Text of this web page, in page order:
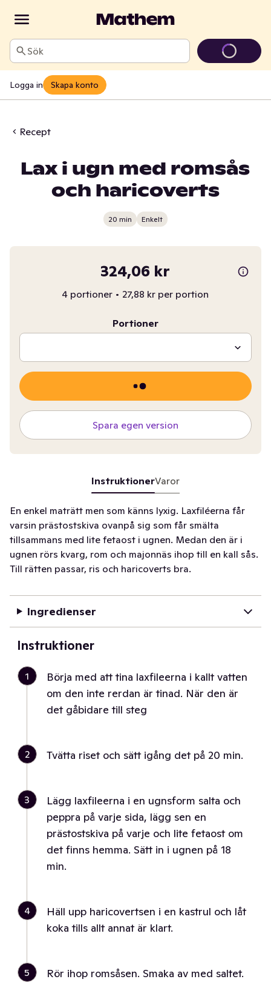
Sök
Logga in Skapa konto
Recept
Lax i ugn med romsås
och haricoverts
20 min Enkelt
324,06 kr
4 portioner • 27,88 kr per portion
Portioner
Spara egen version
InstruktionerVaror
En enkel maträtt men som känns lyxig. Laxfiléerna får
varsin prästostskiva ovanpå sig som får smälta
tillsammans med lite fetaost i ugnen. Medan den är i
ugnen rörs kvarg, rom och majonnäs ihop till en kall sås.
Till rätten passar, ris och haricoverts bra.
Ingredienser
Instruktioner
1
Börja med att tina laxfileerna i kallt vatten
om den inte rerdan är tinad. När den är
det gåbidare till steg
2 Tvätta riset och sätt igång det på 20 min.
3
Lägg laxfileerna i en ugnsform salta och
peppra på varje sida, lägg sen en
prästostskiva på varje och lite fetaost om
det finns hemma. Sätt in i ugnen på 18
min.
4
Häll upp haricovertsen i en kastrul och låt
koka tills allt annat är klart.
5
Rör ihop romsåsen. Smaka av med saltet.